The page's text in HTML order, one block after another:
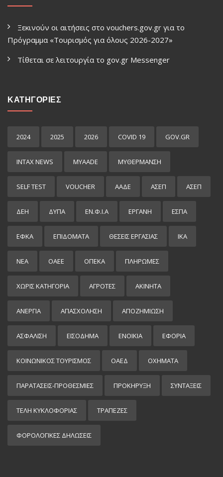
Ξεκινούν οι αιτήσεις στο vouchers.gov.gr για το
Πρόγραμμα «Τουρισμός για όλους 2026-2027»
Τίθεται σε λειτουργία το gov.gr Μessenger
ΚΑΤΗΓΟΡΙΕΣ
2024 2025 2026 COVID 19 GOV.GR
INTAX NEWS MYAADE MYΘΈΡΜΑΝΣΗ
SELF TEST VOUCHER ΑΑΔΕ ΑΣΕΠ ΑΣΕΠ
ΔΕΗ ΔΥΠΑ ΕΝ.Φ.Ι.Α ΕΡΓΑΝΗ ΕΣΠΑ
ΕΦΚΑ ΕΠΙΔΌΜΑΤΑ ΘΕΣΕΙΣ ΕΡΓΑΣΙΑΣ ΙΚΑ
ΝΕΑ ΟΑΕΕ ΟΠΕΚΑ ΠΛΗΡΩΜΕΣ
ΧΩΡΊΣ ΚΑΤΗΓΟΡΊΑ ΑΓΡΟΤΕΣ ΑΚΙΝΗΤΑ
ΑΝΕΡΓΙΑ ΑΠΑΣΧΟΛΗΣΗ ΑΠΟΖΗΜΙΩΣΗ
ΑΣΦΑΛΙΣΗ ΕΙΣΌΔΗΜΑ ΕΝΟΙΚΙΑ ΕΦΟΡΙΑ
ΚΟΙΝΩΝΙΚΟΣ ΤΟΥΡΙΣΜΟΣ ΟΑΕΔ ΟΧΗΜΑΤΑ
ΠΑΡΑΤΑΣΕΙΣ-ΠΡΟΘΕΣΜΙΕΣ ΠΡΟΚΉΡΥΞΗ ΣΥΝΤΑΞΕΙΣ
ΤΕΛΗ ΚΥΚΛΟΦΟΡΙΑΣ ΤΡΑΠΕΖΕΣ
ΦΟΡΟΛΟΓΙΚΕΣ ΔΗΛΩΣΕΙΣ